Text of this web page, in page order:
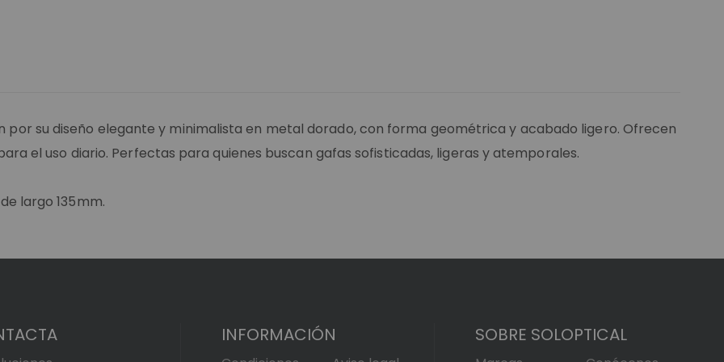
por su diseño elegante y minimalista en metal dorado, con forma geométrica y acabado ligero. Ofrecen
el uso diario. Perfectas para quienes buscan gafas sofisticadas, ligeras y atemporales.
largo 135mm.
INFORMACIÓN SOBRE SOLOPTICAL